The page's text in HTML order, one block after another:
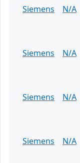
Siemens N/A
Siemens
N/A
Siemens
N/A
Siemens
N/A